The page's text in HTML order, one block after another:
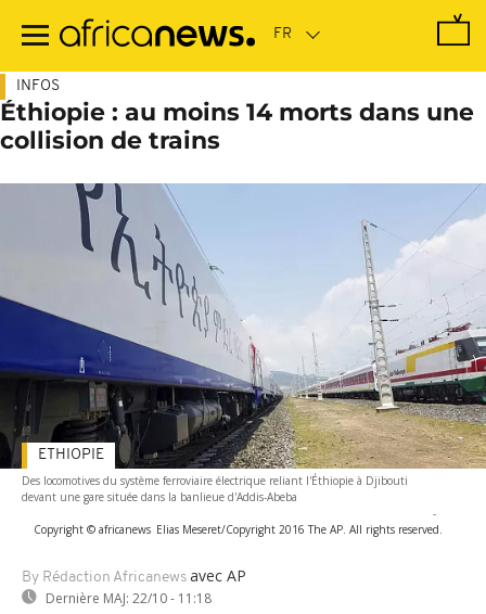
contenu
INFOS
Éthiopie : au moins 14 morts dans une
collision de trains
Des locomotives du système ferroviaire électrique reliant l'Éthiopie à Djibouti
devant une gare située dans la banlieue d'Addis-Abeba
-
Copyright © africanews Elias Meseret/Copyright 2016 The AP. All rights reserved.
By Rédaction Africanews avec AP
Dernière MAJ: 22/10 - 11:18
ETHIOPIE